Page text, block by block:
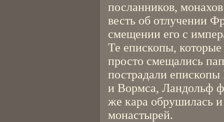
посланников,
весть об отлучении
смещении его с
Те епископы,
просто смещались
пострадали
и Вормса, Ландольф
же кара обрушилась
монастырей.